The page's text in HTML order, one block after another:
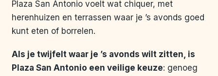
Plaza San Antonio voelt wat chiquer, met
herenhuizen en terrassen waar je ’s avonds goed
kunt eten of borrelen.
Als je twijfelt waar je ’s avonds wilt zitten, is
Plaza San Antonio een veilige keuze: genoeg